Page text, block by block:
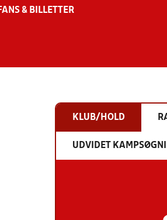
& BILLETTER
KLUB/HOLD
UDVIDET